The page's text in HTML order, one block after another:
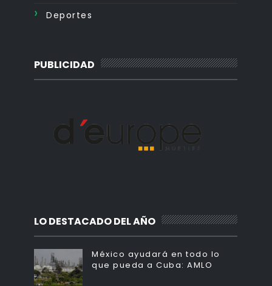
Deportes
PUBLICIDAD
LO DESTACADO DEL AÑO
México ayudará en todo lo
que pueda a Cuba: AMLO